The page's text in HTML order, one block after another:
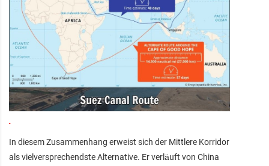
In diesem Zusammenhang erweist sich der Mittlere Korridor
als vielversprechendste Alternative. Er verläuft von China